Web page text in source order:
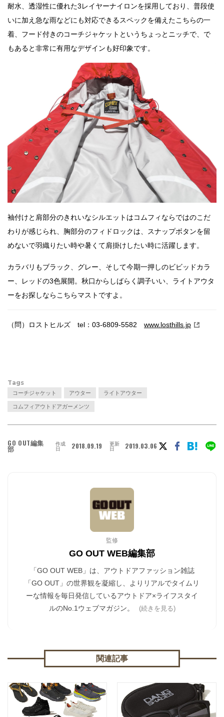
耐水、透湿性に優れた3レイヤーナイロンを採用しており、普段使
いに加え急な雨などにも対応できるスペックを備えたこちらの一
着、フード付きのコーチジャケットというちょっとニッチで、で
もあると非常に有用なデザインも好印象です。
袖付けと肩部分のきれいなシルエットはコムフィならではのこだ
わりが感じられ、胸部分のフィドロックは、スナップボタンを留
めないで羽織りたい時や暑くて肩掛けしたい時に活躍します。
カラバリもブラック、グレー、そして今期一押しのビビッドカラ
ー、レッドの3色展開。秋口からしばらく調子いい、ライトアウタ
ーをお探しならこちらマストですよ。
（問）ロストヒルズ tel：03-6809-5582 www.losthills.jp
Tags
コーチジャケット アウター ライトアウター
コムフィアウトドアガーメンツ
GO OUT編集
部
作成
日 2018.09.19 更新
日 2019.03.06
監修
GO OUT WEB編集部
「GO OUT WEB」は、アウトドアファッション雑誌
「GO OUT」の世界観を凝縮し、よりリアルでタイムリ
ーな情報を毎日発信しているアウトドア×ライフスタイ
ルのNo.1ウェブマガジン。
(続きを見る)
関連記事